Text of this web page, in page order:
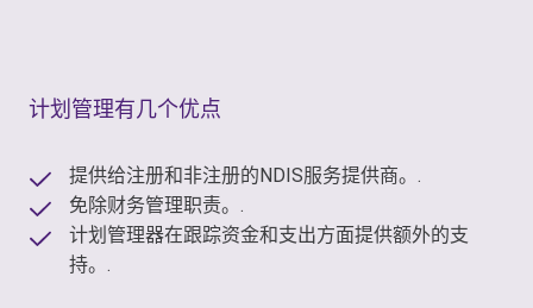
计划管理有几个优点
提供给注册和非注册的NDIS服务提供商。.
免除财务管理职责。.
计划管理器在跟踪资金和支出方面提供额外的支
持。.